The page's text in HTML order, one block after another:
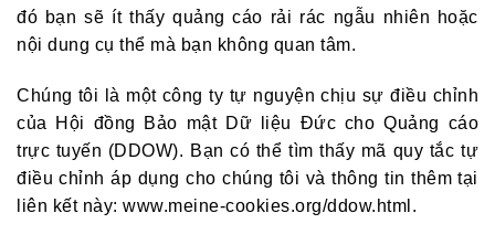
đó bạn sẽ ít thấy quảng cáo rải rác ngẫu nhiên hoặc
nội dung cụ thể mà bạn không quan tâm.
Chúng tôi là một công ty tự nguyện chịu sự điều chỉnh
của Hội đồng Bảo mật Dữ liệu Đức cho Quảng cáo
trực tuyến (DDOW). Bạn có thể tìm thấy mã quy tắc tự
điều chỉnh áp dụng cho chúng tôi và thông tin thêm tại
liên kết này: www.meine-cookies.org/ddow.html.